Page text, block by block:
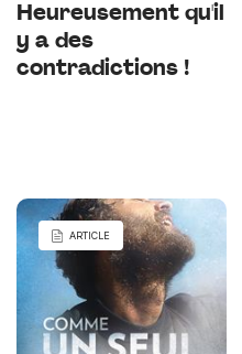
Heureusement qu'il
y a des
contradictions !
ARTICLE